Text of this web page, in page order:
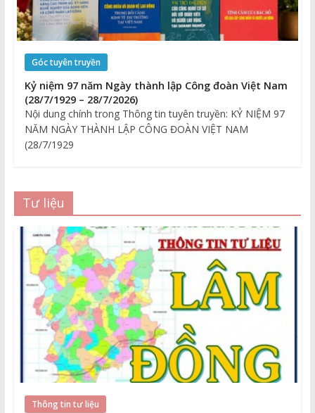
Góc tuyên truyền
Kỷ niệm 97 năm Ngày thành lập Công đoàn Việt Nam
(28/7/1929 – 28/7/2026)
Nội dung chính trong Thông tin tuyên truyền: KỶ NIỆM 97
NĂM NGÀY THÀNH LẬP CÔNG ĐOÀN VIỆT NAM
(28/7/1929
Tư liệu
Thông tin tư liệu